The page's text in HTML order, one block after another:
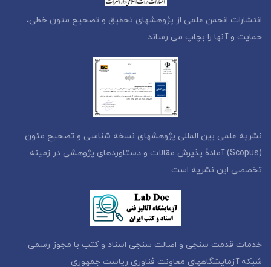
انتشارات انجمن علمی از پژوهشهای تحقیق و تصحیح متون خطی،
حمایت و آنها را بچاپ می رساند.
نشریه علمی بین المللی پژوهشهای نسخه شناسی و تصحیح متون
(Scopus) آمادۀ پذیرش مقالات و دستاوردهای پژوهشی در زمینه
تخصصی این نشریه است.
خدمات قدمت سنجی و اصالت سنجی اسناد و کتب با مجوز رسمی
شبکه آزمایشگاههای معاونت فناوری ریاست جمهوری